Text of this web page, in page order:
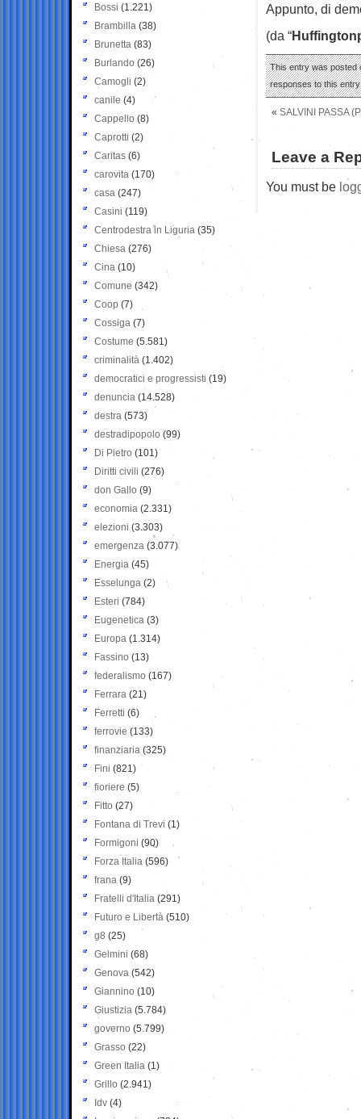
Appunto, di
(da “
This entry was posted
responses to this
« SALVINI PASSA
Leave a
You must be
Bossi (1.221)
Brambilla (38)
Brunetta (83)
Burlando (26)
Camogli (2)
canile (4)
Cappello (8)
Caprotti (2)
Caritas (6)
carovita (170)
casa (247)
Casini (119)
Centrodestra in Liguria (35)
Chiesa (276)
Cina (10)
Comune (342)
Coop (7)
Cossiga (7)
Costume (5.581)
criminalità (1.402)
democratici e progressisti (19)
denuncia (14.528)
destra (573)
destradipopolo (99)
Di Pietro (101)
Diritti civili (276)
don Gallo (9)
economia (2.331)
elezioni (3.303)
emergenza (3.077)
Energia (45)
Esselunga (2)
Esteri (784)
Eugenetica (3)
Europa (1.314)
Fassino (13)
federalismo (167)
Ferrara (21)
Ferretti (6)
ferrovie (133)
finanziaria (325)
Fini (821)
fioriere (5)
Fitto (27)
Fontana di Trevi (1)
Formigoni (90)
Forza Italia (596)
frana (9)
Fratelli d'Italia (291)
Futuro e Libertà (510)
g8 (25)
Gelmini (68)
Genova (542)
Giannino (10)
Giustizia (5.784)
governo (5.799)
Grasso (22)
Green Italia (1)
Grillo (2.941)
Idv (4)